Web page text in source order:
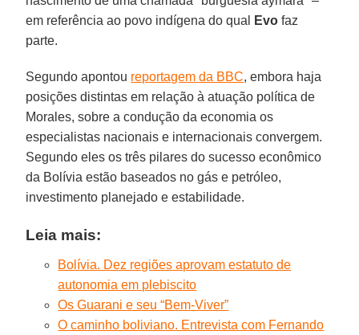
em referência ao povo indígena do qual
Evo faz
parte.
Segundo apontou reportagem da BBC, embora haja
posições distintas em relação à atuação política de
Morales, sobre a condução da economia os
especialistas nacionais e internacionais convergem.
Segundo eles os três pilares do sucesso econômico
da Bolívia estão baseados no gás e petróleo,
investimento planejado e estabilidade.
Leia mais:
Bolívia. Dez regiões aprovam estatuto de
autonomia em plebiscito
Os Guarani e seu “Bem-Viver”
O caminho boliviano. Entrevista com Fernando